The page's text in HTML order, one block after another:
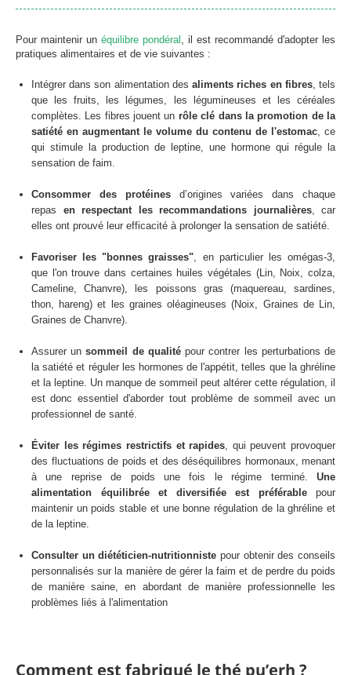
Pour maintenir un équilibre pondéral , il est recommandé d'adopter les
pratiques alimentaires et de vie suivantes :
Intégrer dans son alimentation desaliments riches en fibres, tels
que les fruits, les légumes, les légumineuses et les céréales
complètes. Les fibres jouent un rôle clé dans la promotion de la
satiété en augmentant le volume du contenu de l'estomac, ce
qui stimule la production de leptine, une hormone qui régule la
sensation de faim.
Consommer des protéinesd’origines variées dans chaque
repas en respectant les recommandations journalières, car
elles ont prouvé leur efficacité à prolonger la sensation de satiété.
Favoriser les "bonnes graisses", en particulier les omégas-3,
que l'on trouve dans certaines huiles végétales (Lin, Noix, colza,
Cameline, Chanvre), les poissons gras (maquereau, sardines,
thon, hareng) et les graines oléagineuses (Noix, Graines de Lin,
Graines de Chanvre).
Assurer unsommeil de qualitépour contrer les perturbations de
la satiété et réguler les hormones de l'appétit, telles que la ghréline
et la leptine. Un manque de sommeil peut altérer cette régulation, il
est donc essentiel d'aborder tout problème de sommeil avec un
professionnel de santé.
Éviter les régimes restrictifs et rapides, qui peuvent provoquer
des fluctuations de poids et des déséquilibres hormonaux, menant
à une reprise de poids une fois le régime terminé. Une
alimentation équilibrée et diversifiée est préférablepour
maintenir un poids stable et une bonne régulation de la ghréline et
de la leptine.
Consulter un diététicien-nutritionniste pour obtenir des conseils
personnalisés sur la manière de gérer la faim et de perdre du poids
de manière saine, en abordant de manière professionnelle les
problèmes liés à l'alimentation
Comment est fabriqué le thé pu’erh ?